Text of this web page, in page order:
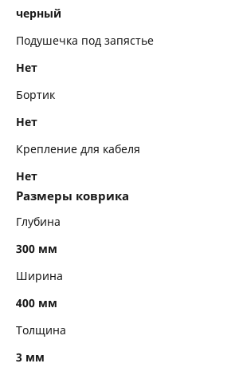
черный
Подушечка под запястье
Нет
Бортик
Нет
Крепление для кабеля
Нет
Размеры коврика
Глубина
300 мм
Ширина
400 мм
Толщина
3 мм